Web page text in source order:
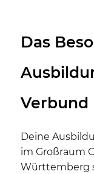
Das
Verbund
Deine
im Großraum
Württemberg